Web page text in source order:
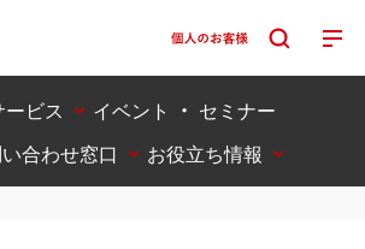
ビス
イベント ・ セミナー
合わせ窓口
お役立ち情報